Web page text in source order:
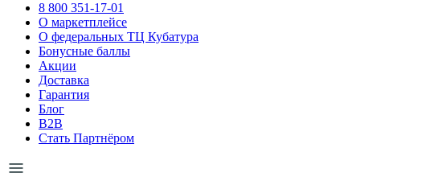
8 800 351-17-01
О маркетплейсе
О федеральных ТЦ Кубатура
Бонусные баллы
Акции
Доставка
Гарантия
Блог
B2B
Стать Партнёром